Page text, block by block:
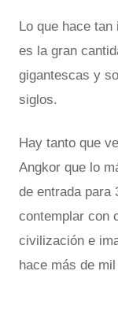
Lo que hace
es la gran
gigantescas y
siglos.
Hay tanto que
Angkor que lo
de entrada para
contemplar con
civilización e
hace más de